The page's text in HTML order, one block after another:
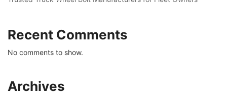
Recent Comments
No comments to show.
Archives